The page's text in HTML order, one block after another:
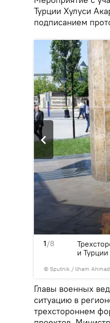
Турции Хулуси
подписанием
1/8
© Sputnik / Ilham
и Турции
Главы военных
ситуацию в
трехстороннем